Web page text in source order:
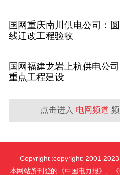
国网重庆南川供电公司：
线迁改工程验收
国网福建龙岩上杭供电公
重点工程建设
点击进入 电网频道
Copyright :copyright: 2001-
本网站所刊登的《中国电力报》、